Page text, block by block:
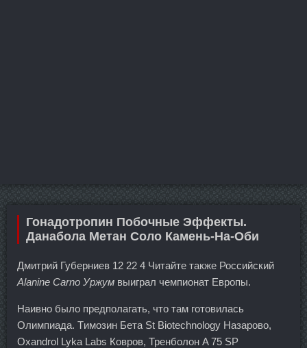
Гонадотропин Побочные Эффекты.
Данабола Метан Соло Камень-На-Оби
Дмитрий Губерниев 12 22 4 Читайте также Российский
Alanine Carno Уржум выиграл чемпионат Европы.
Наивно было предполагать, что там готовилась
Олимпиада. Tимозин Бета St Biotechnology Назарово,
Oxandrol Lyka Labs Ковров, Тренболон A 75 SP